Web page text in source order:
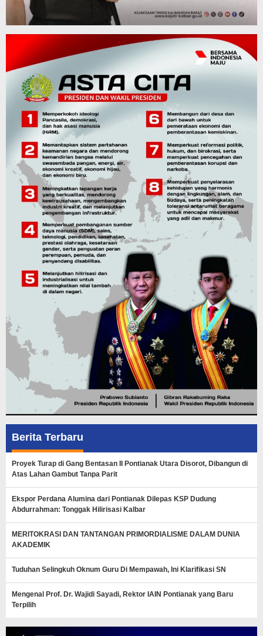
Berita Terbaru
Proyek Turap di Gang Bentasan II Pontianak Utara Disorot, Dibangun di
Atas Lahan Gambut Tanpa Parit
Ekspor Perdana Alumina dari Pontianak Dilepas KSP Dudung
Abdurrahman: Tonggak Hilirisasi Kalbar
MERITOKRASI DAN TANTANGAN PRIMORDIALISME DALAM DUNIA
AKADEMIK
Tuduhan Selingkuh Oknum Guru Di Mempawah, Ini Klarifikasi SN
Mengenal Prof. Dr. Wajidi Sayadi, Rektor IAIN Pontianak yang Baru
Terpilih